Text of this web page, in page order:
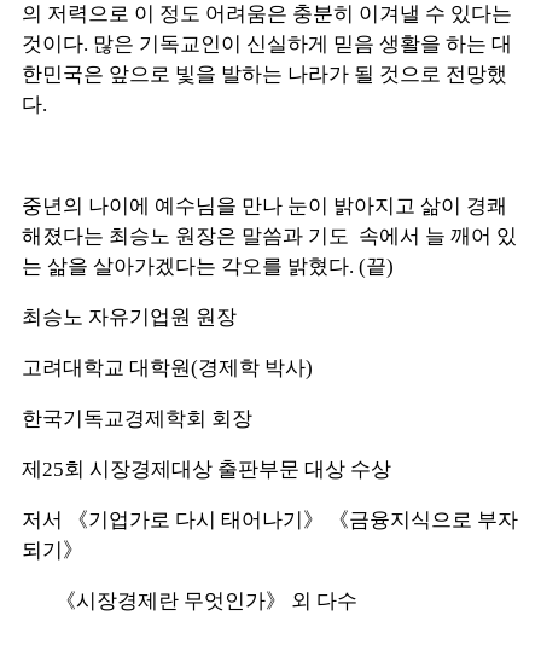
의 저력으로 이 정도 어려움은 충분히 이겨낼 수 있다는
것이다. 많은 기독교인이 신실하게 믿음 생활을 하는 대
한민국은 앞으로 빛을 발하는 나라가 될 것으로 전망했
다.
중년의 나이에 예수님을 만나 눈이 밝아지고 삶이 경쾌
해졌다는 최승노 원장은 말씀과 기도 속에서 늘 깨어 있
는 삶을 살아가겠다는 각오를 밝혔다. (끝)
최승노 자유기업원 원장
고려대학교 대학원(경제학 박사)
한국기독교경제학회 회장
제25회 시장경제대상 출판부문 대상 수상
저서 《기업가로 다시 태어나기》 《금융지식으로 부자
되기》
《시장경제란 무엇인가》 외 다수